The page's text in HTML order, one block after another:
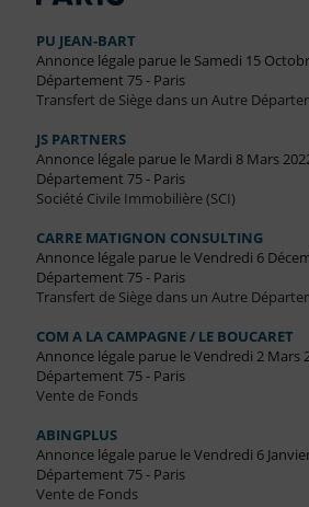
PU JEAN-BART
Annonce légale parue le Samedi 15
Département 75 - Paris
Transfert de Siège dans un Autre
JS PARTNERS
Annonce légale parue le Mardi 8 Mars
Département 75 - Paris
Société Civile Immobilière (SCI)
CARRE MATIGNON CONSULTING
Annonce légale parue le Vendredi 6
Département 75 - Paris
Transfert de Siège dans un Autre
COM A LA CAMPAGNE / LE BOUCARET
Annonce légale parue le Vendredi 2 Mars
Département 75 - Paris
Vente de Fonds
ABINGPLUS
Annonce légale parue le Vendredi 6
Département 75 - Paris
Vente de Fonds